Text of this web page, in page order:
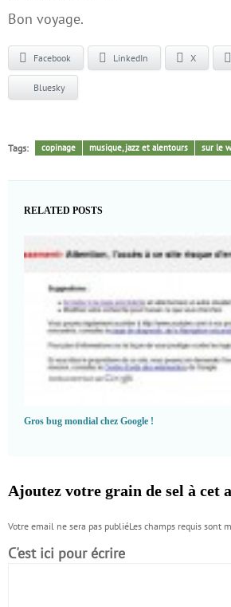
Bon voyage.
Facebook LinkedIn X
Bluesky
Tags: copinage musique, jazz et alentours sur le
RELATED POSTS
Gros bug mondial chez Google !
Ajoutez votre grain de sel à cet
Votre email ne sera pas publiéLes champs requis sont
C'est ici pour écrire